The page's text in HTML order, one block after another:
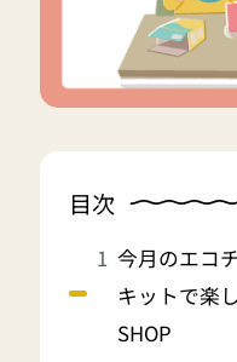
目次
今月のエコ
キットで楽
SHOP